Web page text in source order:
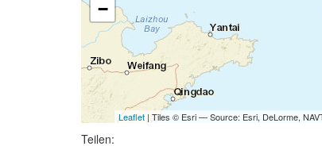
−
Leaflet| Tiles © Esri — Source: Esri, DeLorme,
Teilen: